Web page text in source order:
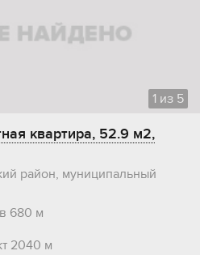
1 из 5
квартира, 52.9 м2,
район, муниципальный
680 м
2040 м